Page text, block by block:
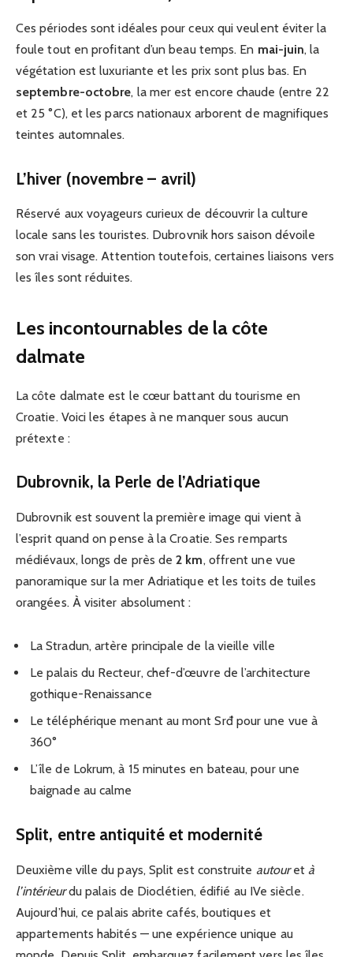
Ces périodes sont idéales pour ceux qui veulent éviter la
foule tout en profitant d’un beau temps. En mai-juin, la
végétation est luxuriante et les prix sont plus bas. En
septembre-octobre, la mer est encore chaude (entre 22
et 25 °C), et les parcs nationaux arborent de magnifiques
teintes automnales.
L’hiver (novembre – avril)
Réservé aux voyageurs curieux de découvrir la culture
locale sans les touristes. Dubrovnik hors saison dévoile
son vrai visage. Attention toutefois, certaines liaisons vers
les îles sont réduites.
Les incontournables de la côte
dalmate
La côte dalmate est le cœur battant du tourisme en
Croatie. Voici les étapes à ne manquer sous aucun
prétexte :
Dubrovnik, la Perle de l’Adriatique
Dubrovnik est souvent la première image qui vient à
l’esprit quand on pense à la Croatie. Ses remparts
médiévaux, longs de près de2 km, offrent une vue
panoramique sur la mer Adriatique et les toits de tuiles
orangées. À visiter absolument :
La Stradun, artère principale de la vieille ville
Le palais du Recteur, chef-d’œuvre de l’architecture
gothique-Renaissance
Le téléphérique menant au mont Srđ pour une vue à
360°
L’île de Lokrum, à 15 minutes en bateau, pour une
baignade au calme
Split, entre antiquité et modernité
Deuxième ville du pays, Split est construite autouretà
l’intérieurdu palais de Dioclétien, édifié au IVe siècle.
Aujourd’hui, ce palais abrite cafés, boutiques et
appartements habités — une expérience unique au